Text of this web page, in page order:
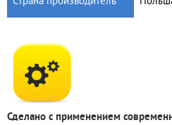
Сделано с применением